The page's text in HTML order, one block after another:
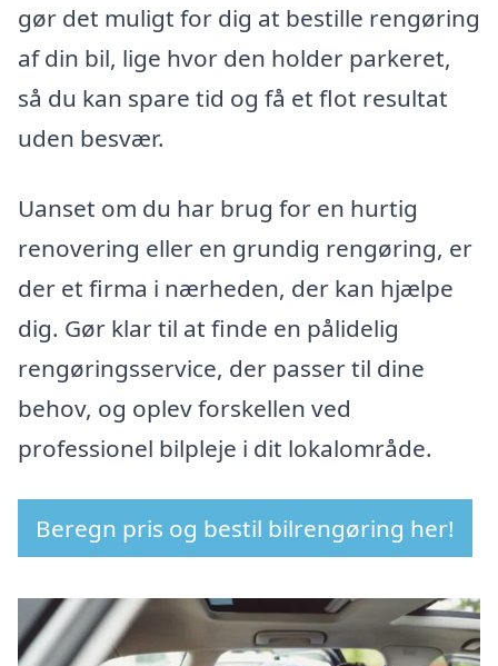
gør det muligt for dig at bestille rengøring
af din bil, lige hvor den holder parkeret,
så du kan spare tid og få et flot resultat
uden besvær.
Uanset om du har brug for en hurtig
renovering eller en grundig rengøring, er
der et firma i nærheden, der kan hjælpe
dig. Gør klar til at finde en pålidelig
rengøringsservice, der passer til dine
behov, og oplev forskellen ved
professionel bilpleje i dit lokalområde.
Beregn pris og bestil bilrengøring her!